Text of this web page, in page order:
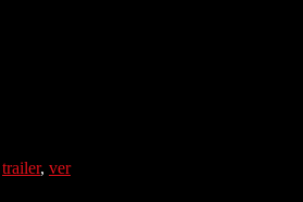
trailer, ver